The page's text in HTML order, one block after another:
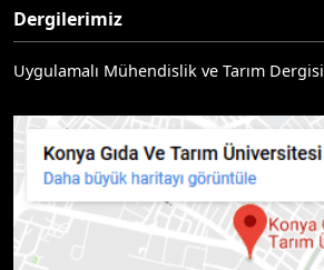
Dergilerimiz
Uygulamalı Mühendislik ve Tarım Dergisi